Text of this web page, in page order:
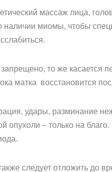
массаж лица,
наличии миомы, чтобы
то же касается
матка восстановится
удары, разминание
опухоли – только на
следует отложить до